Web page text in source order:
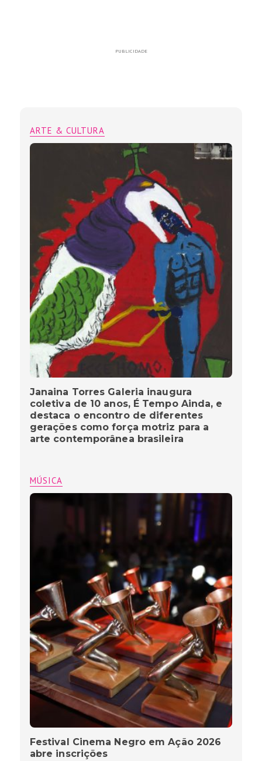
PUBLICIDADE
ARTE & CULTURA
Janaina Torres Galeria inaugura
coletiva de 10 anos, É Tempo Ainda, e
destaca o encontro de diferentes
gerações como força motriz para a
arte contemporânea brasileira
MÚSICA
Festival Cinema Negro em Ação 2026
abre inscrições